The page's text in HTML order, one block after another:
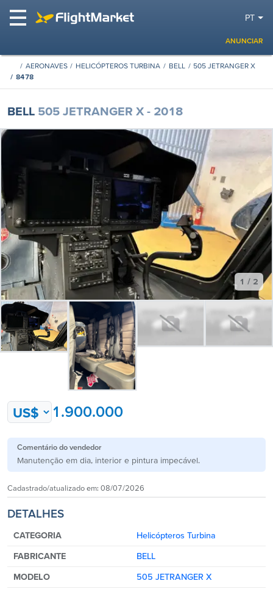
PT
ANUNCIAR
AERONAVES HELICÓPTEROS TURBINA BELL
505 JETRANGER X
8478
BELL 505 JETRANGER X - 2018
1 / 2
1.900.000
Comentário do vendedor
Manutenção em dia, interior e pintura impecável.
Cadastrado/atualizado em: 08/07/2026
DETALHES
CATEGORIA Helicópteros Turbina
FABRICANTE BELL
MODELO 505 JETRANGER X